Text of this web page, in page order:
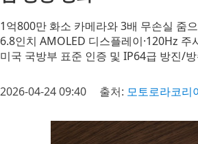
1억800만 화소 카메라와 3배 무손실 줌
6.8인치 AMOLED 디스플레이·120Hz
미국 국방부 표준 인증 및 IP64급 방진/
2026-04-24 09:40 출처: 모토로라코리